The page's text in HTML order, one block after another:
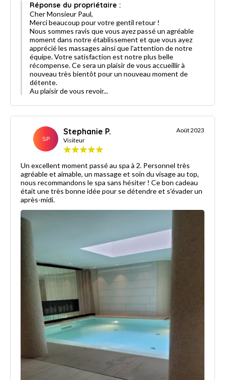
Réponse du propriétaire :
Cher Monsieur Paul,
Merci beaucoup pour votre gentil retour !
Nous sommes ravis que vous ayez passé un agréable
moment dans notre établissement et que vous ayez
apprécié les massages ainsi que l'attention de notre
équipe. Votre satisfaction est notre plus belle
récompense. Ce sera un plaisir de vous accueillir à
nouveau très bientôt pour un nouveau moment de
détente.
Au plaisir de vous revoir...
SP
Stephanie P.
Visiteur
Août 2023
Un excellent moment passé au spa à 2. Personnel très
agréable et aimable, un massage et soin du visage au top,
nous recommandons le spa sans hésiter ! Ce bon cadeau
était une très bonne idée pour se détendre et s'évader un
après-midi.